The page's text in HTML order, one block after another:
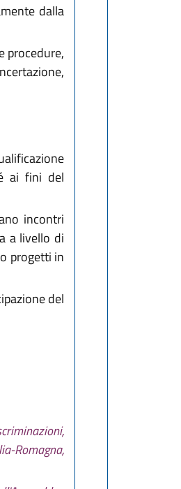
dalla
procedure,
ai fini del
incontri
a livello di
progetti in
del
Romagna,